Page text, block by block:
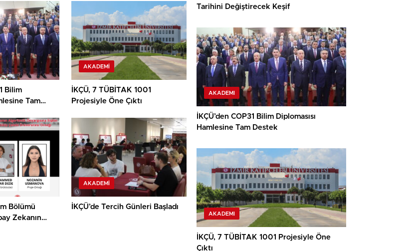
Bilim
Tam
AKADEMI
İKÇÜ, 7 TÜBİTAK 1001
Projesiyle Öne Çıktı
Bölümü
Zekanın
AKADEMI
İKÇÜ’de Tercih Günleri Başladı
Tarihini Değiştirecek Keşif
AKADEMI
İKÇÜ’den COP31 Bilim Diplomasısı
Hamlesine Tam Destek
AKADEMI
İKÇÜ, 7 TÜBİTAK 1001 Projesiyle Öne
Çıktı